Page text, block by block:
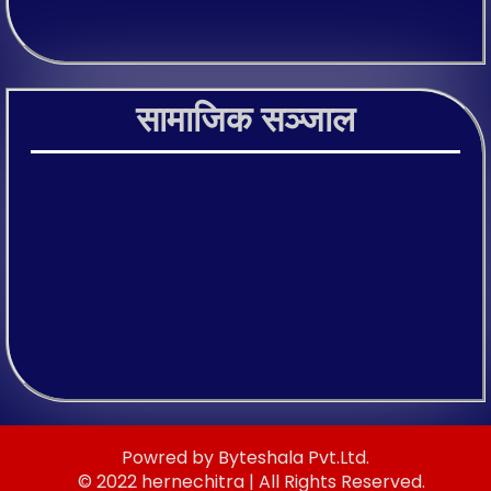
सामाजिक सञ्जाल
© 2022 hernechitra | All Rights Reserved.
Powred by Byteshala Pvt.Ltd.